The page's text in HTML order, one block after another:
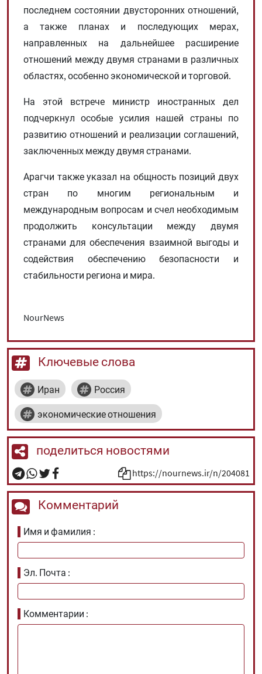
последнем состоянии двусторонних отношений,
а также планах и последующих мерах,
направленных на дальнейшее расширение
отношений между двумя странами в различных
областях, особенно экономической и торговой.
На этой встрече министр иностранных дел
подчеркнул особые усилия нашей страны по
развитию отношений и реализации соглашений,
заключенных между двумя странами.
Арагчи также указал на общность позиций двух
стран по многим региональным и
международным вопросам и счел необходимым
продолжить консультации между двумя
странами для обеспечения взаимной выгоды и
содействия обеспечению безопасности и
стабильности региона и мира.
NourNews
Ключевые слова
Иран Россия
экономические отношения
поделиться новостями
https://nournews.ir/n/204081
Комментарий
Имя и фамилия
Эл. Почта
Комментарии